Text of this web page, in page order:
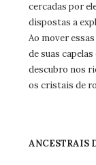
cercadas por
dispostas a
Ao mover
de suas
descubro nos
os cristais de
ANCESTRAIS